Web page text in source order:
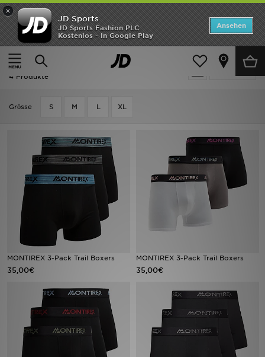
×
JD Sports
JD Sports Fashion PLC
Kostenlos - In Google Play
Ansehen
Startseite
Herren Herren Accessoires Unterwäsche
verfeinern
Herren - MONTIREX Unterwäsche
4 Produkte
Grӧsse S M L XL
MONTIREX 3-Pack Trail Boxers
35,00€
MONTIREX 3-Pack Trail Boxers
35,00€
Startseite
ANGEBOTE
Marken
Damen
Kinder
Bestsellers
JD Exklusives
Lade Die APP
Geschenkkarte